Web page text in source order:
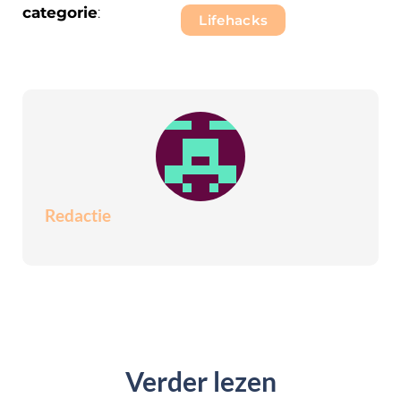
categorie: Lifehacks
Redactie
Verder lezen